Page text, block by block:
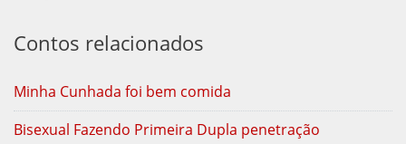
Contos relacionados
Minha Cunhada foi bem comida
Bisexual Fazendo Primeira Dupla penetração